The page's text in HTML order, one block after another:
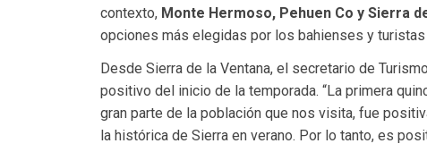
contexto, Monte Hermoso, Pehuen Co y Sierra
opciones más elegidas por los bahienses y
Desde Sierra de la Ventana, el secretario de
positivo del inicio de la temporada. “La primera
gran parte de la población que nos visita, fue
la histórica de Sierra en verano. Por lo tanto, es